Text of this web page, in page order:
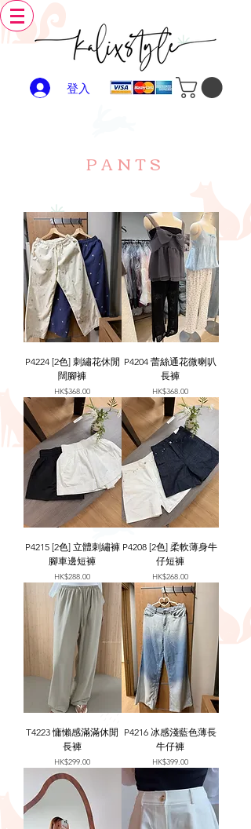
登入
PANTS
P4224 [2色] 刺繡花休閒
闊腳褲
價格
HK$368.00
P4204 蕾絲通花微喇叭
長褲
價格
HK$368.00
P4215 [2色] 立體刺繡褲
腳車邊短褲
價格
HK$288.00
P4208 [2色] 柔軟薄身牛
仔短褲
價格
HK$268.00
T4223 慵懶感滿滿休閒
長褲
價格
HK$299.00
P4216 冰感淺藍色薄長
牛仔褲
價格
HK$399.00